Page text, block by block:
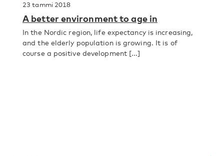
23 tammi 2018
A better environment to age in
In the Nordic region, life expectancy is increasing,
and the elderly population is growing. It is of
course a positive development [...]